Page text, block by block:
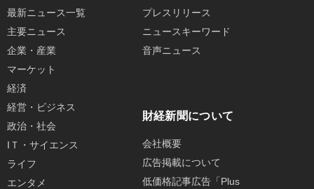
最新ニュース一覧
主要ニュース
企業・産業
マーケット
経済
経営・ビジネス
政治・社会
IＴ・サイエンス
ライフ
エンタメ
プレスリリース
ニュースキーワード
音声ニュース
財経新聞について
会社概要
広告掲載について
低価格記事広告「Plus